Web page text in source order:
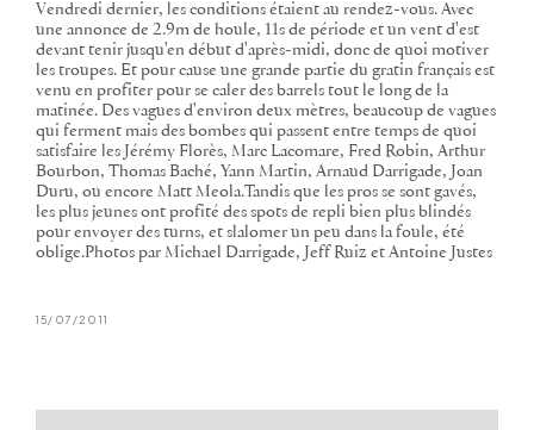
Vendredi dernier, les conditions étaient au rendez-vous. Avec
une annonce de 2.9m de houle, 11s de période et un vent d'est
devant tenir jusqu'en début d'après-midi, donc de quoi motiver
les troupes. Et pour cause une grande partie du gratin français est
venu en profiter pour se caler des barrels tout le long de la
matinée. Des vagues d'environ deux mètres, beaucoup de vagues
qui ferment mais des bombes qui passent entre temps de quoi
satisfaire les Jérémy Florès, Marc Lacomare, Fred Robin, Arthur
Bourbon, Thomas Baché, Yann Martin, Arnaud Darrigade, Joan
Duru, ou encore Matt Meola.Tandis que les pros se sont gavés,
les plus jeunes ont profité des spots de repli bien plus blindés
pour envoyer des turns, et slalomer un peu dans la foule, été
oblige.Photos par Michael Darrigade, Jeff Ruiz et Antoine Justes
15/07/2011